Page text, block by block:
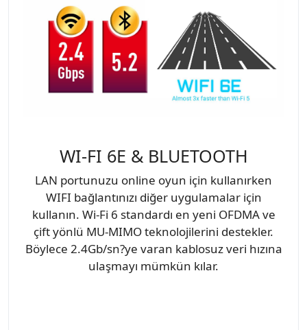
WI-FI 6E & BLUETOOTH
LAN portunuzu online oyun için kullanırken
WIFI bağlantınızı diğer uygulamalar için
kullanın. Wi-Fi 6 standardı en yeni OFDMA ve
çift yönlü MU-MIMO teknolojilerini destekler.
Böylece 2.4Gb/sn?ye varan kablosuz veri hızına
ulaşmayı mümkün kılar.